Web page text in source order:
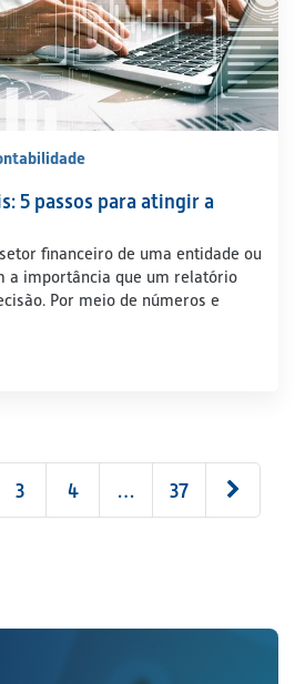
5 passos para atingir a
financeiro de uma entidade ou
a importância que um relatório
Por meio de números e
3 4 … 37